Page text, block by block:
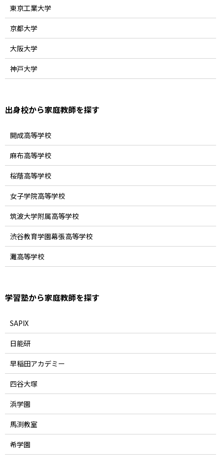
東京工業大学
京都大学
大阪大学
神戸大学
出身校から家庭教師を探す
開成高等学校
麻布高等学校
桜蔭高等学校
女子学院高等学校
筑波大学附属高等学校
渋谷教育学園幕張高等学校
灘高等学校
学習塾から家庭教師を探す
SAPIX
日能研
早稲田アカデミー
四谷大塚
浜学園
馬渕教室
希学園